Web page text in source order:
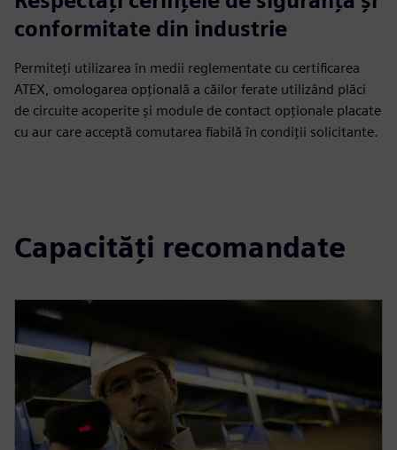
conformitate din industrie
Permiteți utilizarea în medii reglementate cu certificarea
ATEX, omologarea opțională a căilor ferate utilizând plăci
de circuite acoperite și module de contact opționale placate
cu aur care acceptă comutarea fiabilă în condiții solicitante.
Capacități recomandate